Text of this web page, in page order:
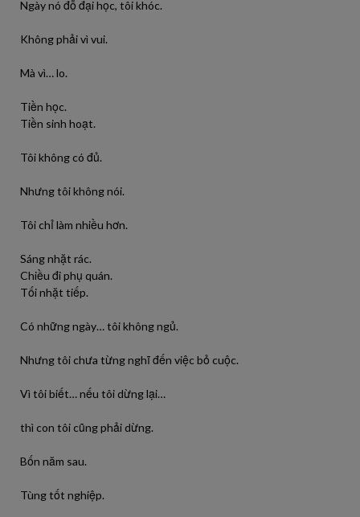
Ngày nó đỗ đại học, tôi khóc.
Không phải vì vui.
Mà vì… lo.
Tiền học.
Tiền sinh hoạt.
Tôi không có đủ.
Nhưng tôi không nói.
Tôi chỉ làm nhiều hơn.
Sáng nhặt rác.
Chiều đi phụ quán.
Tối nhặt tiếp.
Có những ngày… tôi không ngủ.
Nhưng tôi chưa từng nghĩ đến việc bỏ cuộc.
Vì tôi biết… nếu tôi dừng lại…
thì con tôi cũng phải dừng.
Bốn năm sau.
Tùng tốt nghiệp.